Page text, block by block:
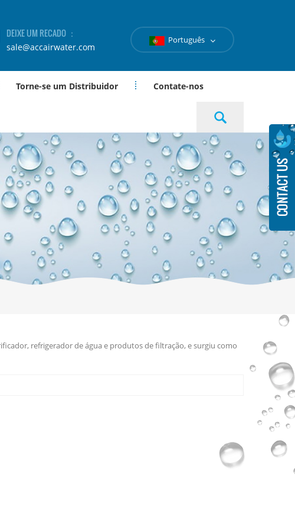
DEIXE UM RECADO ：
sale@accairwater.com
Português
Torne-se um Distribuidor Contate-nos
refrigerador de água e produtos de filtração, e surgiu como